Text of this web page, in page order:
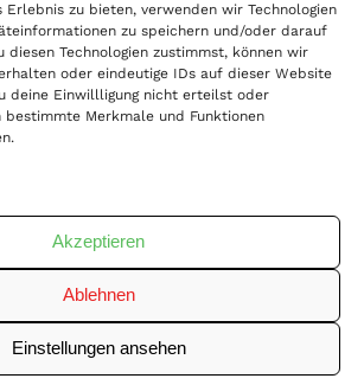
zu bieten, verwenden wir Technologien
zu speichern und/oder darauf
diesen Technologien zustimmst, können wir
oder eindeutige IDs auf dieser Website
deine Einwillligung nicht erteilst oder
bestimmte Merkmale und Funktionen
Akzeptieren
Ablehnen
Einstellungen ansehen
IMPRESSUM|
|COPYRIGHT © 2026
STIFTUNG. ALLE RECHTE